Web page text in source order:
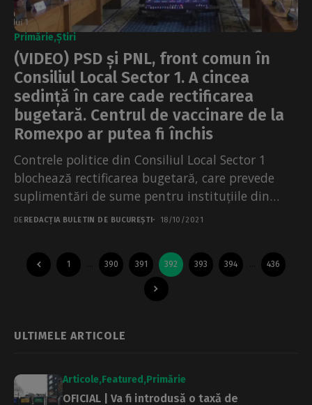
Primărie Știri
(VIDEO) PSD și PNL, front comun în
Consiliul Local Sector 1. A cincea
sedință în care cade rectificarea
bugetară. Centrul de vaccinare de la
Romexpo ar putea fi închis
Contrele politice din Consiliul Local Sector 1
blochează rectificarea bugetară, care prevede
suplimentări de sume pentru instituțiile din
subordinea Primăriei. Cel mai grav...
DE REDACȚIA BULETIN DE BUCUREȘTI 18/10/2021
1 390 391 392 393 394 436
ULTIMELE ARTICOLE
Articole Featured Primărie
OFICIAL | Va fi introdusă o taxă de